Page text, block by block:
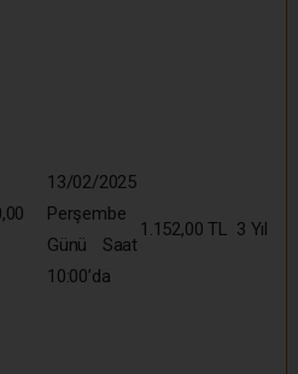
13/02/2025
Perşembe
Günü Saat
10:00’da
1.152,00 TL 3 Yıl